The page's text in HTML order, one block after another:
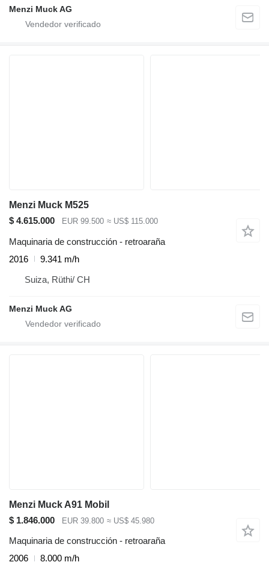
Menzi Muck AG
Menzi Muck M525
$ 4.615.000
EUR 99.500 ≈ US$ 115.000
Maquinaria de construcción - retroaraña
2016
9.341 m/h
Suiza, Rüthi/ CH
Menzi Muck AG
Menzi Muck A91 Mobil
$ 1.846.000
EUR 39.800 ≈ US$ 45.980
Maquinaria de construcción - retroaraña
2006
8.000 m/h